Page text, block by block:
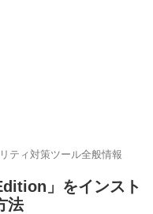
ティ対策ツール全般情報
」をインスト
法